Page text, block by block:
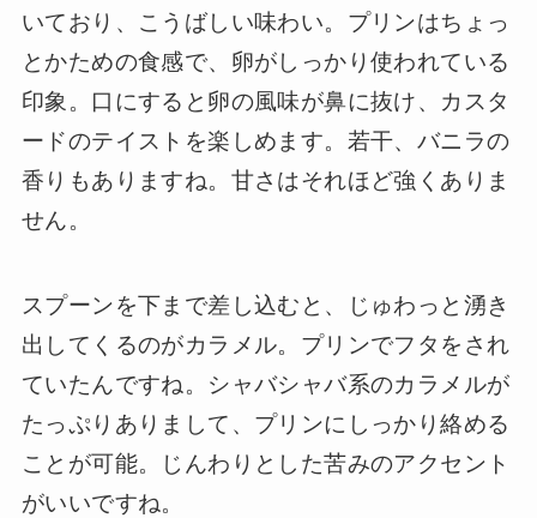
いており、こうばしい味わい。プリンはちょっ
とかための食感で、卵がしっかり使われている
印象。口にすると卵の風味が鼻に抜け、カスタ
ードのテイストを楽しめます。若干、バニラの
香りもありますね。甘さはそれほど強くありま
せん。
スプーンを下まで差し込むと、じゅわっと湧き
出してくるのがカラメル。プリンでフタをされ
ていたんですね。シャバシャバ系のカラメルが
たっぷりありまして、プリンにしっかり絡める
ことが可能。じんわりとした苦みのアクセント
がいいですね。